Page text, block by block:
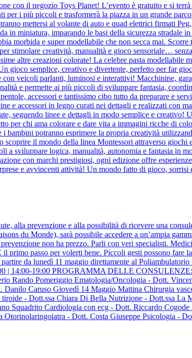
con il negozio Toys Planet! L’evento è gratuito e si
i più piccoli e trasformerà la piazza in un grande
mettersi al volante di auto e quad elettrici firmati
miniatura, imparando le basi della sicurezza stradale
morbida e super modellabile che non secca mai. Scorre
stimolare creatività, manualità e gioco sensoriale…
altre creazioni colorate! La celebre pasta modellabile
gioco semplice, creativo e divertente, perfetto per far
veicoli parlanti, luminosi e interattivi! Macchinine,
e permette ai più piccoli di sviluppare fantasia,
accessori e tantissimo cibo tutto da preparare e
e accessori in legno curati nei dettagli e realizzati con
seguendo linee e dettagli in modo semplice e creativo!
per chi ama colorare e dare vita a immagini ricche di
potranno esprimere la propria creatività
il mondo della linea Montessori attraverso giochi
sviluppare logica, manualità, autonomia e fantasia in
con marchi prestigiosi, ogni edizione offre
e avvincenti attività! Un mondo fatto di gioco, sorrisi
alla prevenzione e alla possibilità di ricevere una
du Monde), sarà possibile accedere a un’ampia
non ha prezzo. Parli con veri specialisti.
primo passo per volerti bene. Piccoli gesti possono fare
da lunedì 11 maggio direttamente al
| 14:00-19:00 PROGRAMMA DELLE
Rando Pomeriggio Ematologia/Oncologia - Dott.
Caruso Giovedì 14 Maggio Mattina Chirurgia
- Dott.ssa Chiara Di Bella Nutrizione - Dott.ssa La
Squadrito Cardiologia con ecg - Dott. Riccardo
- Dott. Costa Giuseppe Psicologia -